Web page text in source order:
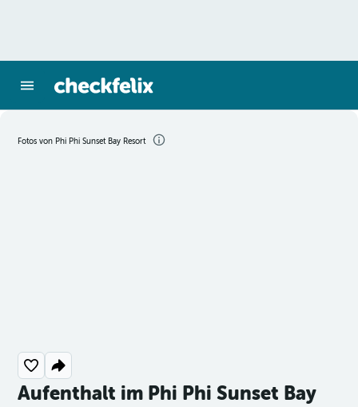
Aufenthalt im Phi Phi Sunset Bay
Fotos von Phi Phi Sunset Bay Resort